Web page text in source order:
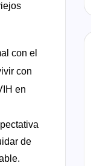
con el
con
en
de